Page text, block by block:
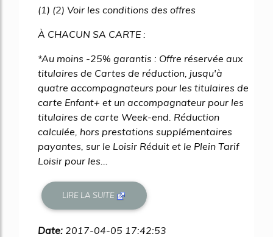
(1) (2) Voir les conditions des offres
À CHACUN SA CARTE :
*Au moins -25% garantis : Offre réservée aux
titulaires de Cartes de réduction, jusqu'à
quatre accompagnateurs pour les titulaires de
carte Enfant+ et un accompagnateur pour les
titulaires de carte Week-end. Réduction
calculée, hors prestations supplémentaires
payantes, sur le Loisir Réduit et le Plein Tarif
Loisir pour les...
LIRE LA SUITE
Date: 2017-04-05 17:42:53